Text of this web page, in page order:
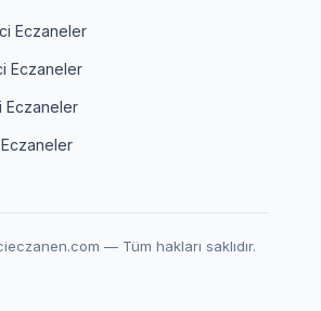
Eczaneler
Eczaneler
Eczaneler
— Tüm hakları saklıdır.